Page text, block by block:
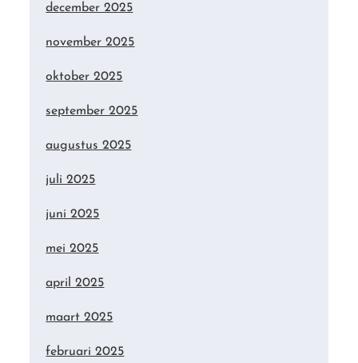
december 2025
november 2025
oktober 2025
september 2025
augustus 2025
juli 2025
juni 2025
mei 2025
april 2025
maart 2025
februari 2025